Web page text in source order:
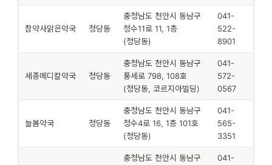
참약사맑은약국 청당동
충청남도 천안시 동남구
청수11로 11, 1층
(청당동)
041-
522-
8901
세종메디칼약국 청당동
충청남도 천안시 동남구
풍세로 798, 108호
(청당동, 코르지아빌딩)
041-
572-
0567
늘봄약국 청당동
충청남도 천안시 동남구
청수4로 16, 1층 101호
(청당동)
041-
565-
3351
충청남도 천안시 동남구
041-